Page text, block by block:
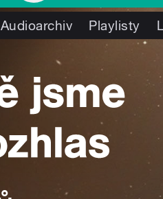
Audioarchiv Playlisty